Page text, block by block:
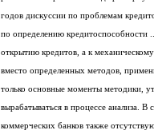
годов дискуссии по проблемам
по определению кредитоспособности
открытию кредитов, а к
вместо определенных методов,
только основные моменты методики,
вырабатываться в процессе анализа. В
коммерческих банков также